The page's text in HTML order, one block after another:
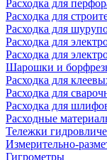
Расходка для
Расходка для
Расходка для
Расходка для
Расходка для
Шарошки и
Расходка для
Расходка для
Расходка для
Расходные
Тележки
Измерительно-
Гигрометры